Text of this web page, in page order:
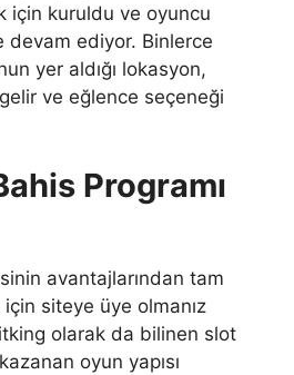
için kuruldu ve oyuncu
devam ediyor. Binlerce
yer aldığı lokasyon,
ve eğlence seçeneği
Programı
avantajlarından tam
siteye üye olmanız
olarak da bilinen slot
oyun yapısı